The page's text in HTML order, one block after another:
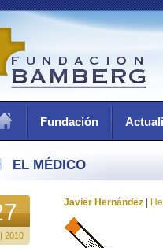
Fundación
EL MÉDICO
2010
Javier Hernández |